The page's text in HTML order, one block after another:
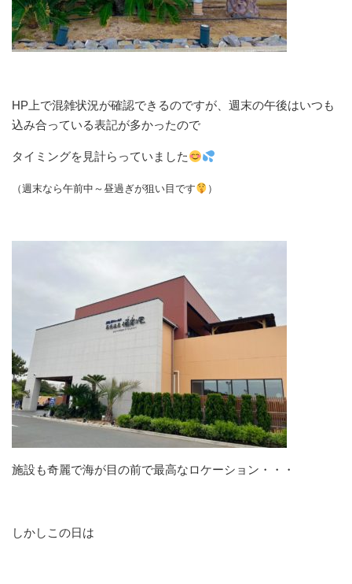
HP上で混雑状況が確認できるのですが、週末の午後はいつも
込み合っている表記が多かったので
タイミングを見計らっていました
（週末なら午前中～昼過ぎが狙い目です ）
施設も奇麗で海が目の前で最高なロケーション・・・
しかしこの日は